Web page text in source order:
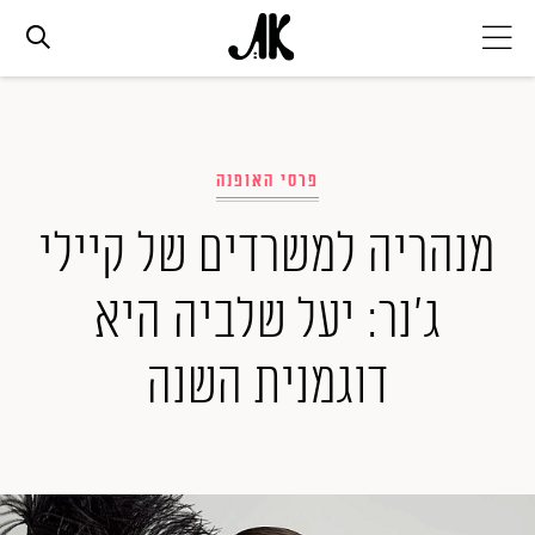
אופנה
ביוטי
סלבס
פרסי האופנה
מנהריה למשרדים של קיילי
ג'נר: יעל שלביה היא
דוגמנית השנה